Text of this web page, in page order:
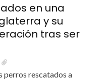
en una
y su
tras ser
perros rescatados a